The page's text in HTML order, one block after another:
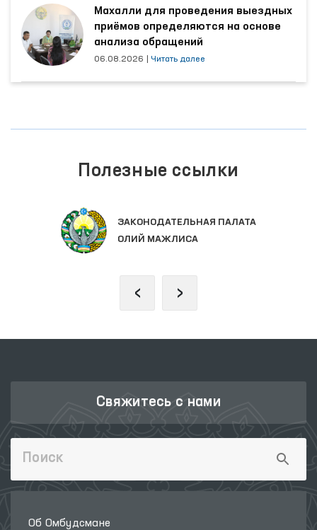
Махалли для проведения выездных
приёмов определяются на основе
анализа обращений
06.08.2026 Читать далее
Полезные ссылки
ЗАКОНОДАТЕЛЬНАЯ ПАЛАТА
ОЛИЙ МАЖЛИСА
‹ ›
Свяжитесь с нами
Об Омбудсмане